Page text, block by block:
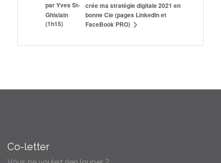
par Yves St-
Ghislain
(1h15)
crée ma stratégie digitale 2021 en
bonne Cie (pages LinkedIn et
FaceBook PRO)
Co-letter